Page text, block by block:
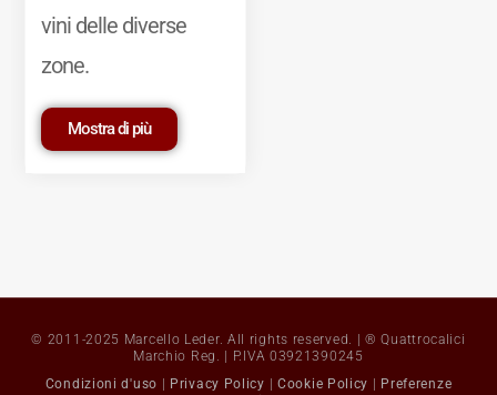
vini delle diverse
zone.
Mostra di più
© 2011-2025 Marcello Leder. All rights reserved. | ® Quattrocalici
Marchio Reg. | P.IVA 03921390245
Condizioni d'uso
Privacy Policy Cookie Policy
Preferenze